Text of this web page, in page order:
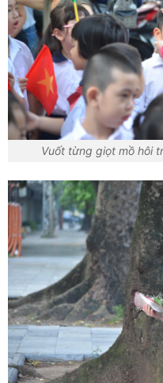
Vuốt từng giọt mồ hôi